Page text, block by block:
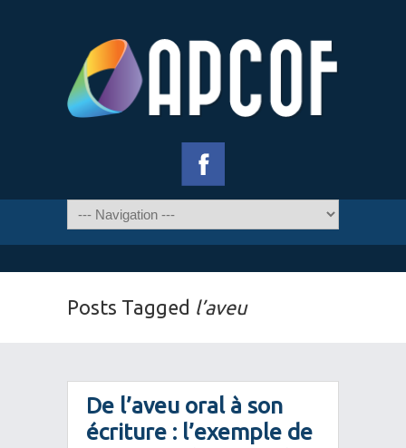
Posts Tagged l’aveu
De l’aveu oral à son
écriture : l’exemple de